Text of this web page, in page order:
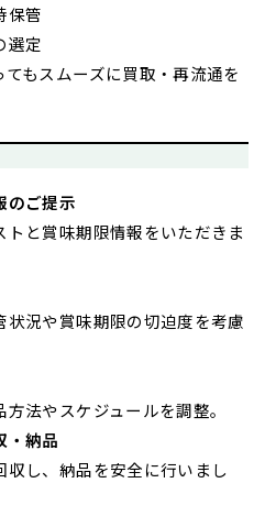
保管
選定
もスムーズに買取・再流通を
のご提示
と賞味期限情報をいただきま
況や賞味期限の切迫度を考慮
法やスケジュールを調整。
・納品
し、納品を安全に行いまし